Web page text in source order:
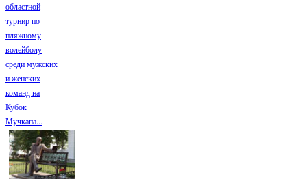
областной
турнир по
пляжному
волейболу
среди мужских
и женских
команд на
Кубок
Мучкапа...